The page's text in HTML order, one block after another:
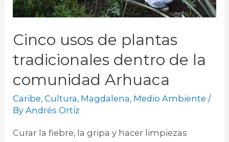
Cinco usos de plantas
tradicionales dentro de la
comunidad Arhuaca
Caribe,Cultura, Magdalena, Medio Ambiente /
ByAndrés Ortiz
Curar la fiebre, la gripa y hacer limpiezas